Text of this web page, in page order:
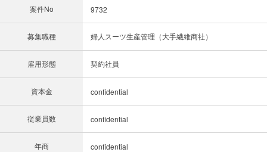
案件No 9732
募集職種 婦人スーツ生産管理（大手繊維商社）
雇用形態 契約社員
資本金 confidential
従業員数 confidential
年商 confidential